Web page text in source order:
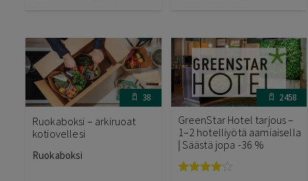
38
Ruokaboksi – arkiruoat
kotiovellesi
Ruokaboksi
2458
GreenStar Hotel tarjous –
1–2 hotelliyötä aamiaisella
| Säästä jopa -36 %